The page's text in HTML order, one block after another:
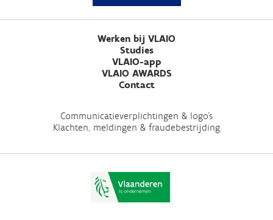
Werken bij VLAIO
Studies
VLAIO-app
VLAIO AWARDS
Contact
Communicatieverplichtingen & logo's
Klachten, meldingen & fraudebestrijding